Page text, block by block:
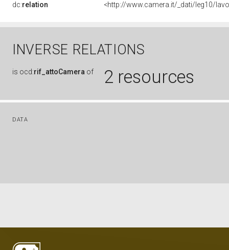
dc:relation <http://www.camera.it/_dati/leg10/
INVERSE RELATIONS
is ocd:rif_attoCamera of 2 resources
DATA